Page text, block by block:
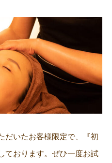
だいたお客様限定で、『初
ております。ぜひ一度お試